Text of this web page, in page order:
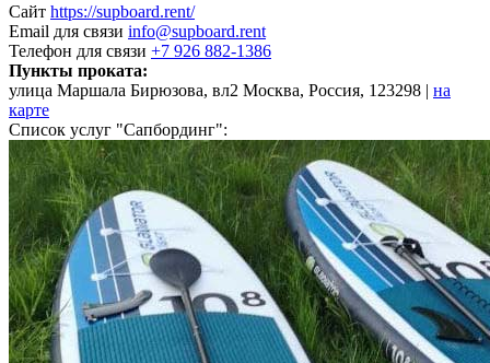
Сайт https://supboard.rent/
Email для связи info@supboard.rent
Телефон для связи +7 926 882-1386
Пункты проката:
улица Маршала Бирюзова, вл2 Москва, Россия, 123298 | на
карте
Список услуг "Сапбординг":